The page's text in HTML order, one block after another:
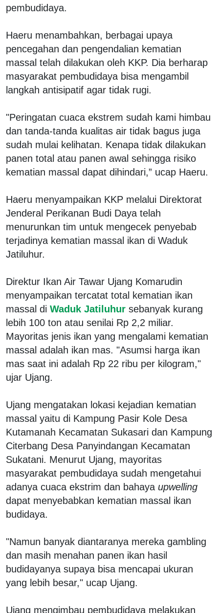
pembudidaya.
Haeru menambahkan, berbagai upaya
pencegahan dan pengendalian kematian
massal telah dilakukan oleh KKP. Dia berharap
masyarakat pembudidaya bisa mengambil
langkah antisipatif agar tidak rugi.
"Peringatan cuaca ekstrem sudah kami himbau
dan tanda-tanda kualitas air tidak bagus juga
sudah mulai kelihatan. Kenapa tidak dilakukan
panen total atau panen awal sehingga risiko
kematian massal dapat dihindari,” ucap Haeru.
Haeru menyampaikan KKP melalui Direktorat
Jenderal Perikanan Budi Daya telah
menurunkan tim untuk mengecek penyebab
terjadinya kematian massal ikan di Waduk
Jatiluhur.
Direktur Ikan Air Tawar Ujang Komarudin
menyampaikan tercatat total kematian ikan
massal di Waduk Jatiluhur sebanyak kurang
lebih 100 ton atau senilai Rp 2,2 miliar.
Mayoritas jenis ikan yang mengalami kematian
massal adalah ikan mas. "Asumsi harga ikan
mas saat ini adalah Rp 22 ribu per kilogram,"
ujar Ujang.
Ujang mengatakan lokasi kejadian kematian
massal yaitu di Kampung Pasir Kole Desa
Kutamanah Kecamatan Sukasari dan Kampung
Citerbang Desa Panyindangan Kecamatan
Sukatani. Menurut Ujang, mayoritas
masyarakat pembudidaya sudah mengetahui
adanya cuaca ekstrim dan bahaya upwelling
dapat menyebabkan kematian massal ikan
budidaya.
"Namun banyak diantaranya mereka gambling
dan masih menahan panen ikan hasil
budidayanya supaya bisa mencapai ukuran
yang lebih besar," ucap Ujang.
Ujang mengimbau pembudidaya melakukan